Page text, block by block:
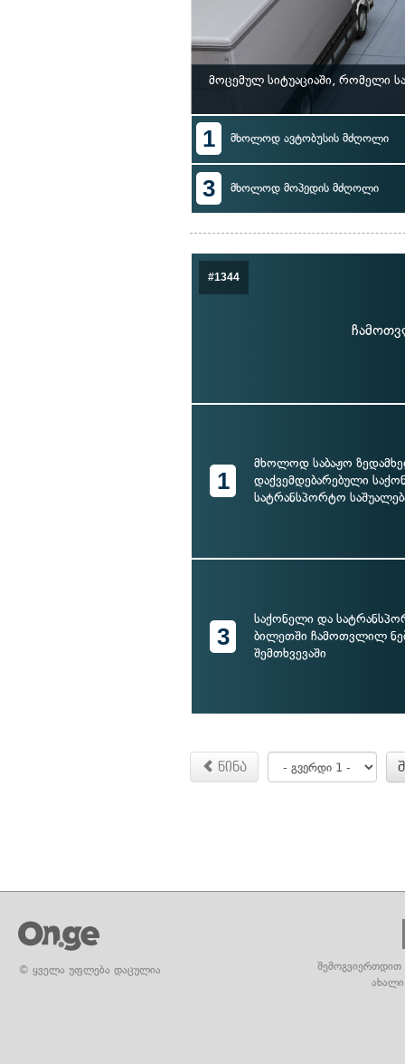
მოცემულ სიტუაციაში, რომელი
1 მხოლოდ ავტობუსის მძღოლი
3 მხოლოდ მოპედის მძღოლი
#1344
1
მხოლოდ საბაჟო
დაქვემდებარებული
სატრანსპორტო
3
საქონელი და
ბილეთში ჩამოთვლილ
შემთხვევაში
წინა
© ყველა უფლება დაცულია
შემოგვიერთდით
ახალი